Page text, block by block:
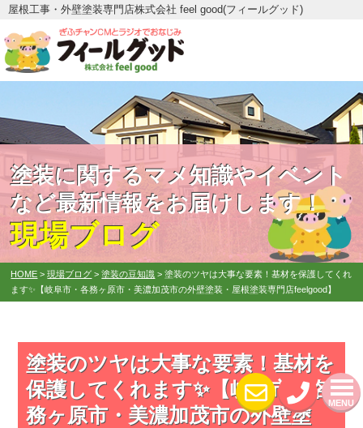
屋根工事・外壁塗装専門店株式会社 feel good(フィールグッド)
MENU
塗装に関するマメ知識やイベント
など最新情報をお届けします！
現場ブログ
HOME >現場ブログ >塗装の豆知識 >塗装のツヤは大事な要素！基材を保護してくれ
ます✨【岐阜市・各務ヶ原市・美濃加茂市の外壁塗装・屋根塗装専門店feelgood】
塗装のツヤは大事な要素！基材を
保護してくれます✨【岐阜市・各
務ヶ原市・美濃加茂市の外壁塗